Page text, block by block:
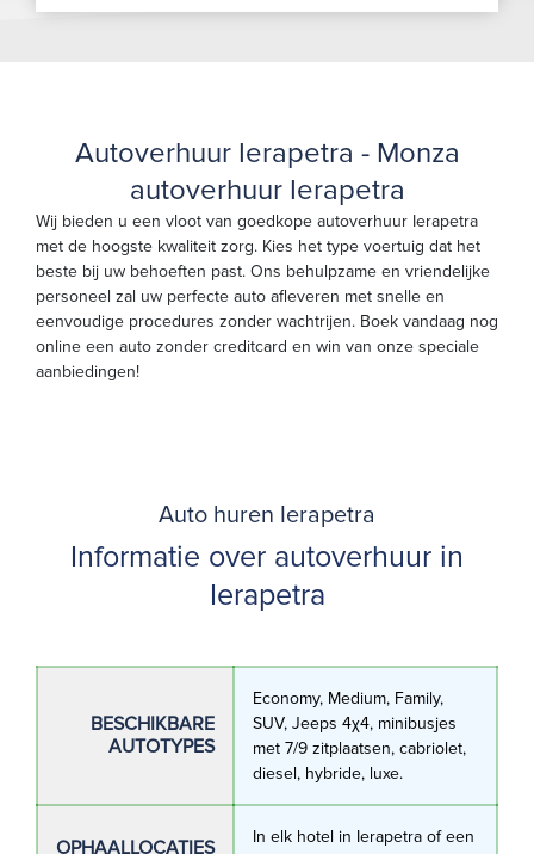
Autoverhuur Ierapetra - Monza
autoverhuur Ierapetra
Wij bieden u een vloot van goedkope autoverhuur Ierapetra
met de hoogste kwaliteit zorg. Kies het type voertuig dat het
beste bij uw behoeften past. Ons behulpzame en vriendelijke
personeel zal uw perfecte auto afleveren met snelle en
eenvoudige procedures zonder wachtrijen. Boek vandaag nog
online een auto zonder creditcard en win van onze speciale
aanbiedingen!
Auto huren Ierapetra
Informatie over autoverhuur in
Ierapetra
BESCHIKBARE
AUTOTYPES
Economy, Medium, Family,
SUV, Jeeps 4χ4, minibusjes
met 7/9 zitplaatsen, cabriolet,
diesel, hybride, luxe.
OPHAALLOCATIES
In elk hotel in Ierapetra of een